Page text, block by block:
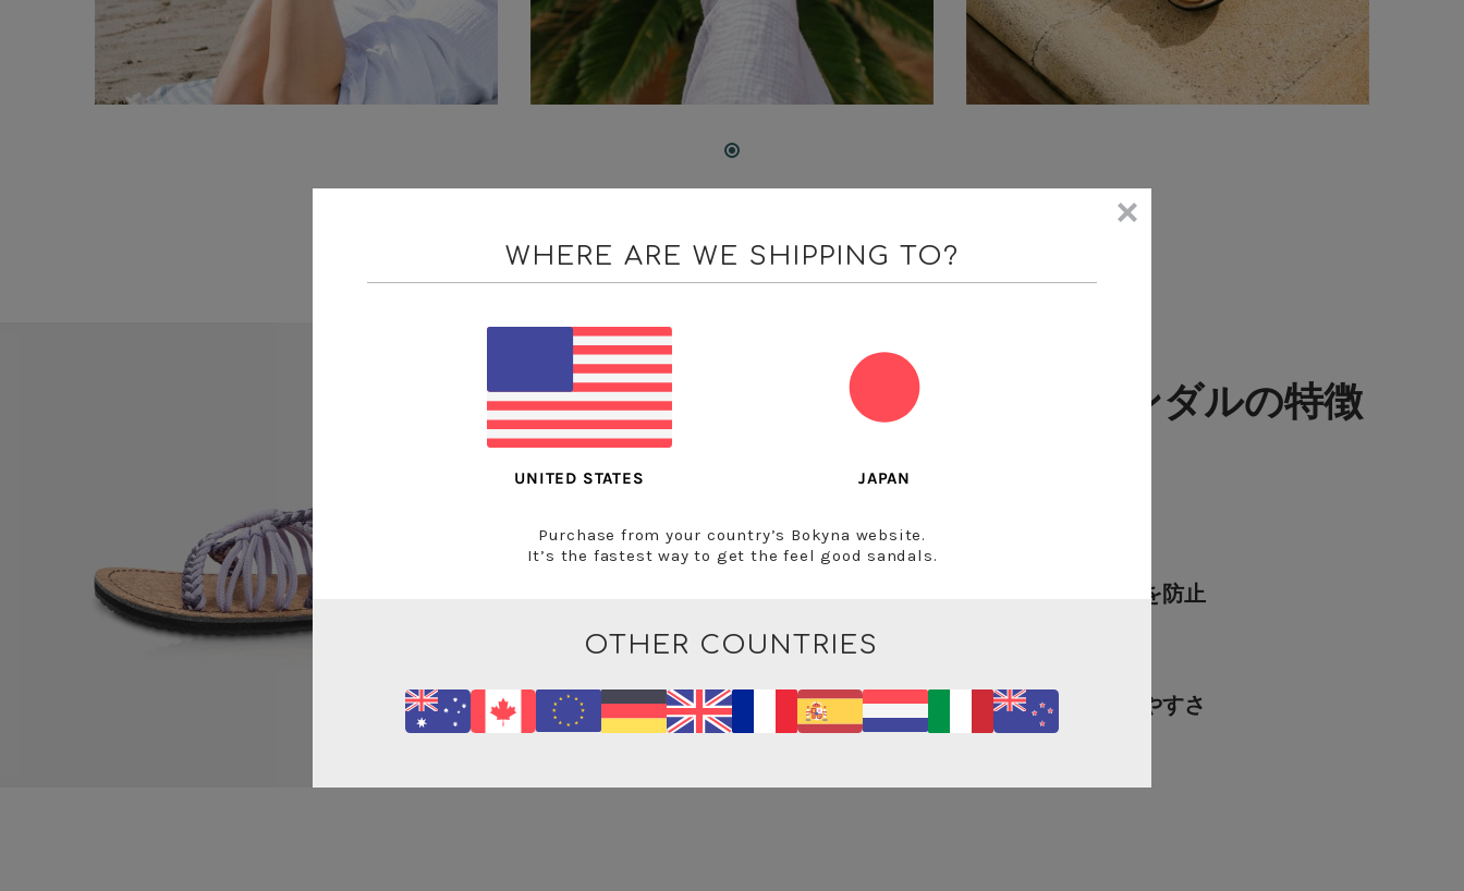
足までほほ笑むサンダルの特徴
靴擦れを防止
優れた耐水性 調節しやすさ
WHERE ARE WE SHIPPING TO?
UNITED STATES JAPAN
Purchase from your country’s Bokyna website.
It’s the fastest way to get the feel good sandals.
OTHER COUNTRIES